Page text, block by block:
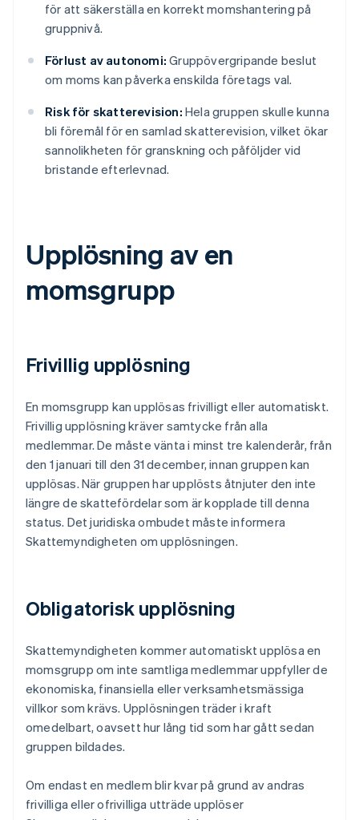
för att säkerställa en korrekt momshantering på
gruppnivå.
Förlust av autonomi: Gruppövergripande beslut
om moms kan påverka enskilda företags val.
Risk för skatterevision: Hela gruppen skulle kunna
bli föremål för en samlad skatterevision, vilket ökar
sannolikheten för granskning och påföljder vid
bristande efterlevnad.
Upplösning av en
momsgrupp
Frivillig upplösning
En momsgrupp kan upplösas frivilligt eller automatiskt.
Frivillig upplösning kräver samtycke från alla
medlemmar. De måste vänta i minst tre kalenderår, från
den 1 januari till den 31 december, innan gruppen kan
upplösas. När gruppen har upplösts åtnjuter den inte
längre de skattefördelar som är kopplade till denna
status. Det juridiska ombudet måste informera
Skattemyndigheten om upplösningen.
Obligatorisk upplösning
Skattemyndigheten kommer automatiskt upplösa en
momsgrupp om inte samtliga medlemmar uppfyller de
ekonomiska, finansiella eller verksamhetsmässiga
villkor som krävs. Upplösningen träder i kraft
omedelbart, oavsett hur lång tid som har gått sedan
gruppen bildades.
Om endast en medlem blir kvar på grund av andras
frivilliga eller ofrivilliga utträde upplöser